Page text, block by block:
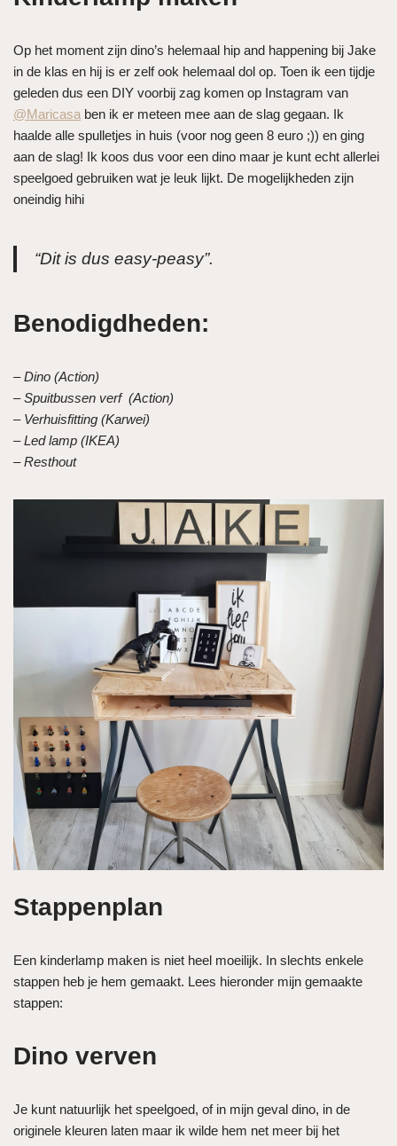
Op het moment zijn dino’s helemaal hip and happening bij Jake
in de klas en hij is er zelf ook helemaal dol op. Toen ik een tijdje
geleden dus een DIY voorbij zag komen op Instagram van
@Maricasa ben ik er meteen mee aan de slag gegaan. Ik
haalde alle spulletjes in huis (voor nog geen 8 euro ;)) en ging
aan de slag! Ik koos dus voor een dino maar je kunt echt allerlei
speelgoed gebruiken wat je leuk lijkt. De mogelijkheden zijn
oneindig hihi
“Dit is dus easy-peasy”.
Benodigdheden:
– Dino (Action)
– Spuitbussen verf (Action)
– Verhuisfitting (Karwei)
– Led lamp (IKEA)
– Resthout
Stappenplan
Een kinderlamp maken is niet heel moeilijk. In slechts enkele
stappen heb je hem gemaakt. Lees hieronder mijn gemaakte
stappen:
Dino verven
Je kunt natuurlijk het speelgoed, of in mijn geval dino, in de
originele kleuren laten maar ik wilde hem net meer bij het